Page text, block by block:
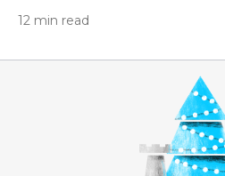
12 min read